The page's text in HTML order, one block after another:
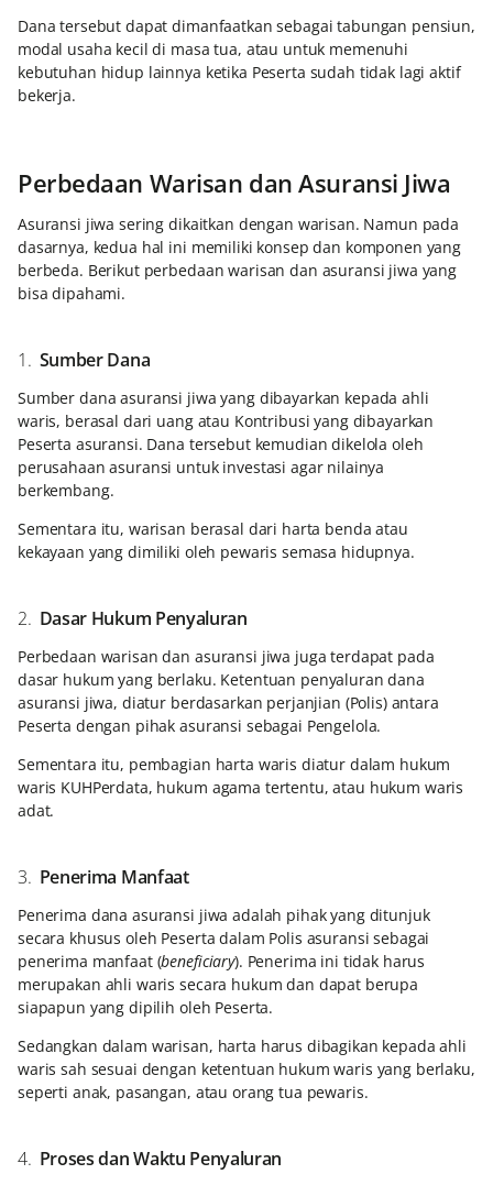
Dana tersebut dapat dimanfaatkan sebagai tabungan pensiun,
modal usaha kecil di masa tua, atau untuk memenuhi
kebutuhan hidup lainnya ketika Peserta sudah tidak lagi aktif
bekerja.
Perbedaan Warisan dan Asuransi Jiwa
Asuransi jiwa sering dikaitkan dengan warisan. Namun pada
dasarnya, kedua hal ini memiliki konsep dan komponen yang
berbeda. Berikut perbedaan warisan dan asuransi jiwa yang
bisa dipahami.
1. Sumber Dana
Sumber dana asuransi jiwa yang dibayarkan kepada ahli
waris, berasal dari uang atau Kontribusi yang dibayarkan
Peserta asuransi. Dana tersebut kemudian dikelola oleh
perusahaan asuransi untuk investasi agar nilainya
berkembang.
Sementara itu, warisan berasal dari harta benda atau
kekayaan yang dimiliki oleh pewaris semasa hidupnya.
2. Dasar Hukum Penyaluran
Perbedaan warisan dan asuransi jiwa juga terdapat pada
dasar hukum yang berlaku. Ketentuan penyaluran dana
asuransi jiwa, diatur berdasarkan perjanjian (Polis) antara
Peserta dengan pihak asuransi sebagai Pengelola.
Sementara itu, pembagian harta waris diatur dalam hukum
waris KUHPerdata, hukum agama tertentu, atau hukum waris
adat.
3. Penerima Manfaat
Penerima dana asuransi jiwa adalah pihak yang ditunjuk
secara khusus oleh Peserta dalam Polis asuransi sebagai
penerima manfaat (beneficiary). Penerima ini tidak harus
merupakan ahli waris secara hukum dan dapat berupa
siapapun yang dipilih oleh Peserta.
Sedangkan dalam warisan, harta harus dibagikan kepada ahli
waris sah sesuai dengan ketentuan hukum waris yang berlaku,
seperti anak, pasangan, atau orang tua pewaris.
4. Proses dan Waktu Penyaluran